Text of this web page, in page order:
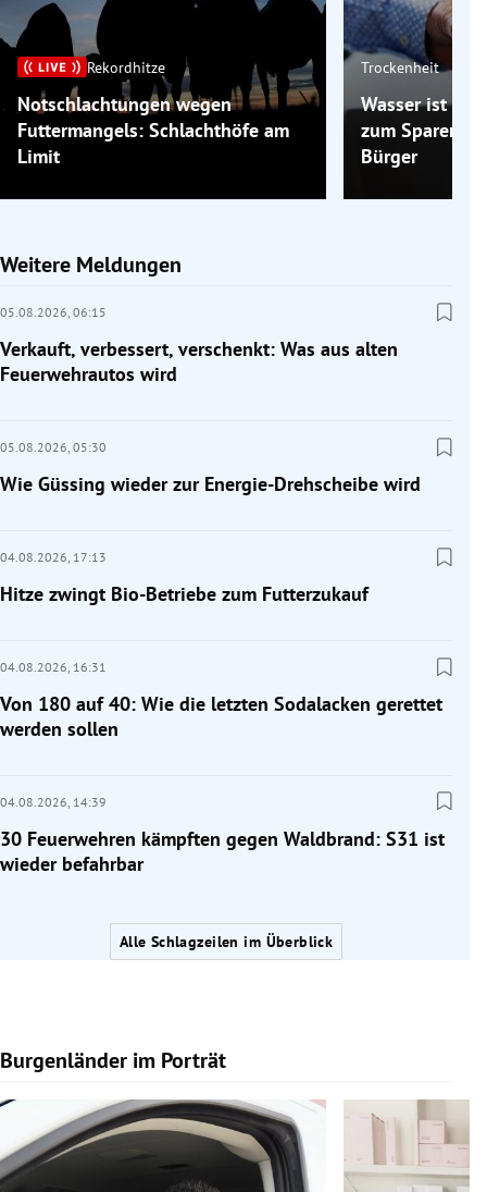
Rekordhitze
Notschlachtungen wegen
Futtermangels: Schlachthöfe am
Limit
Trockenheit
Wasser ist
zum Sparen
Bürger
Weitere Meldungen
05.08.2026, 06:15
Verkauft, verbessert, verschenkt: Was aus alten
Feuerwehrautos wird
05.08.2026, 05:30
Wie Güssing wieder zur Energie-Drehscheibe wird
04.08.2026, 17:13
Hitze zwingt Bio-Betriebe zum Futterzukauf
04.08.2026, 16:31
Von 180 auf 40: Wie die letzten Sodalacken gerettet
werden sollen
04.08.2026, 14:39
30 Feuerwehren kämpften gegen Waldbrand: S31 ist
wieder befahrbar
Alle Schlagzeilen im Überblick
Burgenländer im Porträt
Slide 1 von 9